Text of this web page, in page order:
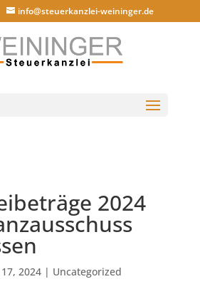
info@steuerkanzlei-weininger.de
2024
2024| Uncategorized